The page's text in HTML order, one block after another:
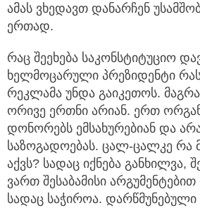
ამას ვხედავთ დანარჩენ
ერთად.
რაც შეეხება საკონსტიტუციო
ხელმოცარული პრეზიდენტი
რეკლამა უნდა გაიკეთოს.
ორივე ერთნი არიან. ერთ
დონორებს ემსახურებიან და
საზოგადოებას. ცალ-ცალკე რა
აქვს? სადაც იქნება განხილვა,
ვართ შესაბამისი
სადაც საჭიროა.